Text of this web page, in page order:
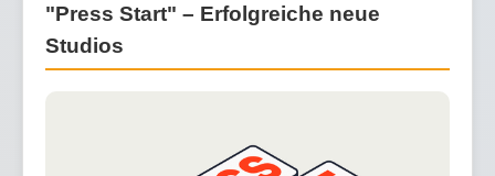
"Press Start" – Erfolgreiche neue
Studios